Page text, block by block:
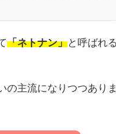
「ネトナン」と呼ばれ
の主流になりつつあり